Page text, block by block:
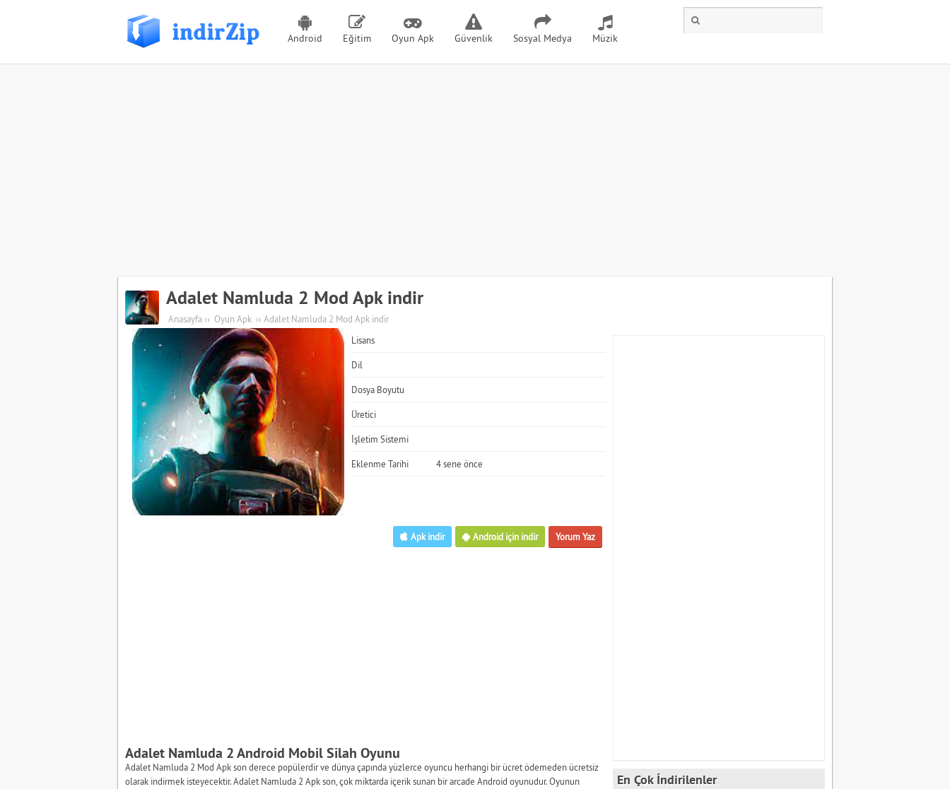
Android Eğitim Oyun Apk Güvenlik Sosyal Medya Müzik
Adalet Namluda 2 Mod Apk indir
Anasayfa ›› Oyun Apk ›› Adalet Namluda 2 Mod Apk indir
Lisans
Dil
Dosya Boyutu
Üretici
İşletim Sistemi
Eklenme Tarihi 4 sene önce
Yorum Yaz
Android için indir
Apk indir
Adalet Namluda 2 Android Mobil Silah Oyunu
Adalet Namluda 2 Mod Apk son derece popülerdir ve dünya çapında yüzlerce oyuncu herhangi bir ücret ödemeden ücretsiz
olarak indirmek isteyecektir. Adalet Namluda 2 Apk son, çok miktarda içerik sunan bir arcade Android oyunudur. Oyunun
En Çok İndirilenler